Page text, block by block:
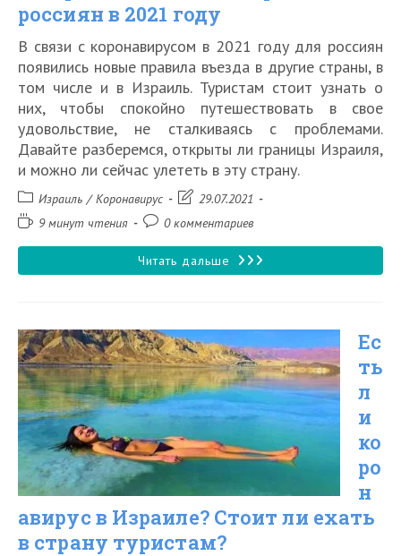
россиян в 2021 году
В связи с коронавирусом в 2021 году для россиян
появились новые правила въезда в другие страны, в
том числе и в Израиль. Туристам стоит узнать о
них, чтобы спокойно путешествовать в свое
удовольствие, не сталкиваясь с проблемами.
Давайте разберемся, открыты ли границы Израиля,
и можно ли сейчас улететь в эту страну.
Рубрика
записи:
Израиль / Коронавирус
Запись29.07.2021
Время9 минут чтения
Комментарии
записи:
0 комментариев
Читать дальше Актуальные
в
Израиль
для
россиян
в
2021
году
Ес
ть
л
и
ко
ро
н
авирус в Израиле? Стоит ли ехать
в страну туристам?